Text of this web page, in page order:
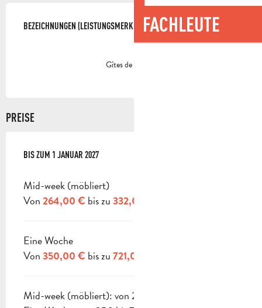
FACHLEUTE
LEISTUNGENSMÖGLICHKEITEN
BEZEICHNUNGEN (LEISTUNGSMERKMALE)
BEZEICHNUNGEN (LEISTUNGSMERKMALE)
Gîtes de France
PREISE
AB3 JANUAR 2026 BIS ZUM
BIS ZUM 1 JANUAR 2027
Mid-week (möbliert)
Von 264,00 € bis zu 332,00 €
Eine Woche
Von 350,00 € bis zu 721,00 €
Mid-week (möbliert): von 264 bis 332 €